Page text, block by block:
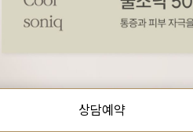
상담예약